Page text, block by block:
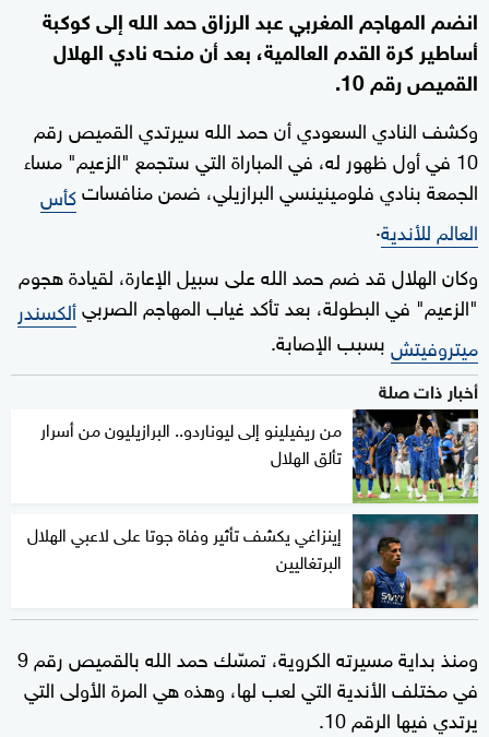
انضم المهاجم المغربي عبد الرزاق حمد الله إلى كوكبة
أساطير كرة القدم العالمية، بعد أن منحه نادي الهلال
القميص رقم 10.
وكشف النادي السعودي أن حمد الله سيرتدي القميص رقم
10 في أول ظهور له، في المباراة التي ستجمع "الزعيم" مساء
الجمعة بنادي فلومينينسي البرازيلي، ضمن منافساتكأس
العالم للأندية.
وكان الهلال قد ضم حمد الله على سبيل الإعارة، لقيادة هجوم
"الزعيم" في البطولة، بعد تأكد غياب المهاجم الصربيألكسندر
ميتروفيتشبسبب الإصابة.
أخبار ذات صلة
من ريفيلينو إلى ليوناردو.. البرازيليون من أسرار
تألق الهلال
إينزاغي يكشف تأثير وفاة جوتا على لاعبي الهلال
البرتغاليين
ومنذ بداية مسيرته الكروية، تمسّك حمد الله بالقميص رقم 9
في مختلف الأندية التي لعب لها، وهذه هي المرة الأولى التي
يرتدي فيها الرقم 10.